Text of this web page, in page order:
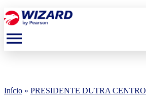
menu
Início » PRESIDENTE DUTRA CENTRO